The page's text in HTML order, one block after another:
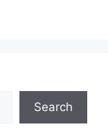
Search